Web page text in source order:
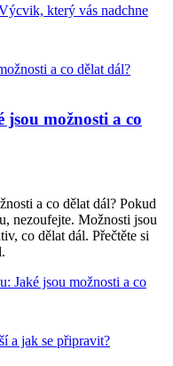
který vás nadchne
jsou možnosti a co
a co dělat dál? Pokud
nezoufejte. Možnosti jsou
co dělat dál. Přečtěte si
Jaké jsou možnosti a co